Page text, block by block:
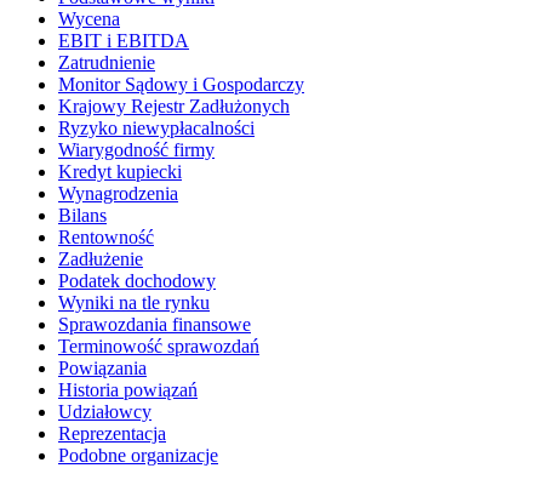
Wycena
EBIT i EBITDA
Zatrudnienie
Monitor Sądowy i Gospodarczy
Krajowy Rejestr Zadłużonych
Ryzyko niewypłacalności
Wiarygodność firmy
Kredyt kupiecki
Wynagrodzenia
Bilans
Rentowność
Zadłużenie
Podatek dochodowy
Wyniki na tle rynku
Sprawozdania finansowe
Terminowość sprawozdań
Powiązania
Historia powiązań
Udziałowcy
Reprezentacja
Podobne organizacje